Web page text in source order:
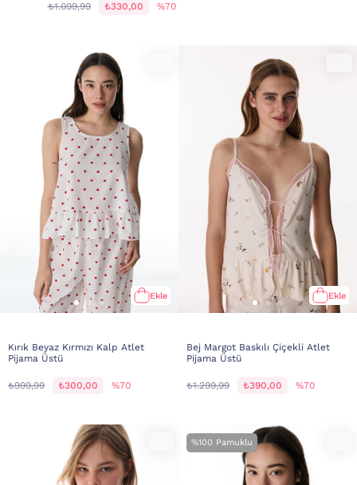
₺1.099,99 ₺330,00 %70
Ekle
Kırık Beyaz Kırmızı Kalp Atlet
Pijama Üstü
₺999,99 ₺300,00 %70
Ekle
Bej Margot Baskılı Çiçekli Atlet
Pijama Üstü
₺1.299,99 ₺390,00 %70
%100 Pamuklu